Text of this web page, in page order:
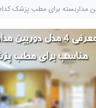
مداربسته برای مطب پزشک